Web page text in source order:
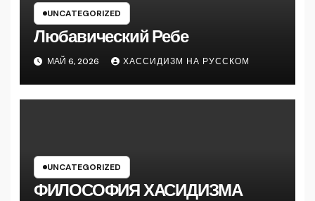
UNCATEGORIZED
Любавический Ребе
МАЙ 6, 2026 ХАССИДИЗМ НА РУССКОМ
UNCATEGORIZED
ФИЛОСОФИЯ ХАСИДИЗМА